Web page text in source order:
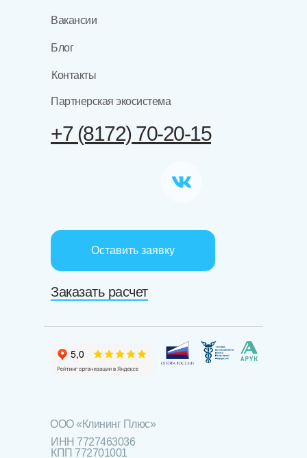
Вакансии
+7 (8172) 70-20-15
Оставить заявку
Заказать расчет
ИНН 7727463036
КПП 772701001
ООО «Клининг Плюс»
Блог
Контакты
Партнерская экосистема